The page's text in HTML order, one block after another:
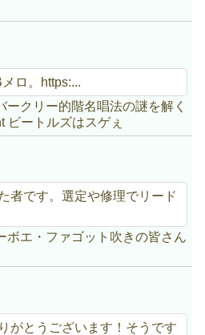
ロ。https:...
ークリー的階名唱法の謎を解く
ビートルズはスゲぇ
者です。選定や修理でリード
ボエ・ファゴット吹きの皆さん
がとうございます！そうです